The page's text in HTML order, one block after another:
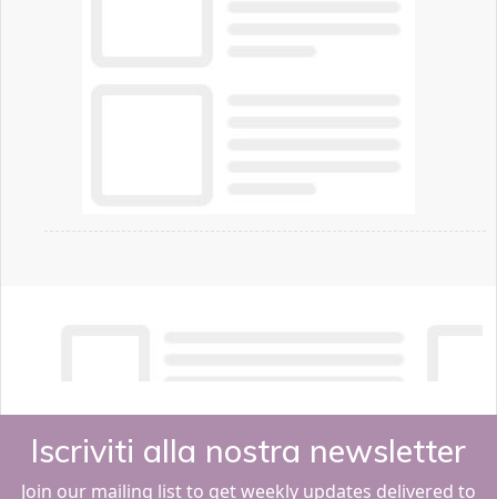
Iscriviti alla nostra newsletter
Join our mailing list to get weekly updates delivered to